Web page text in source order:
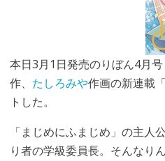
本日3月1日発売のりぼん4月号
作、 たしろみや作画の新連載
トした。
「まじめにふまじめ」の主人
り者の学級委員長。そんなり